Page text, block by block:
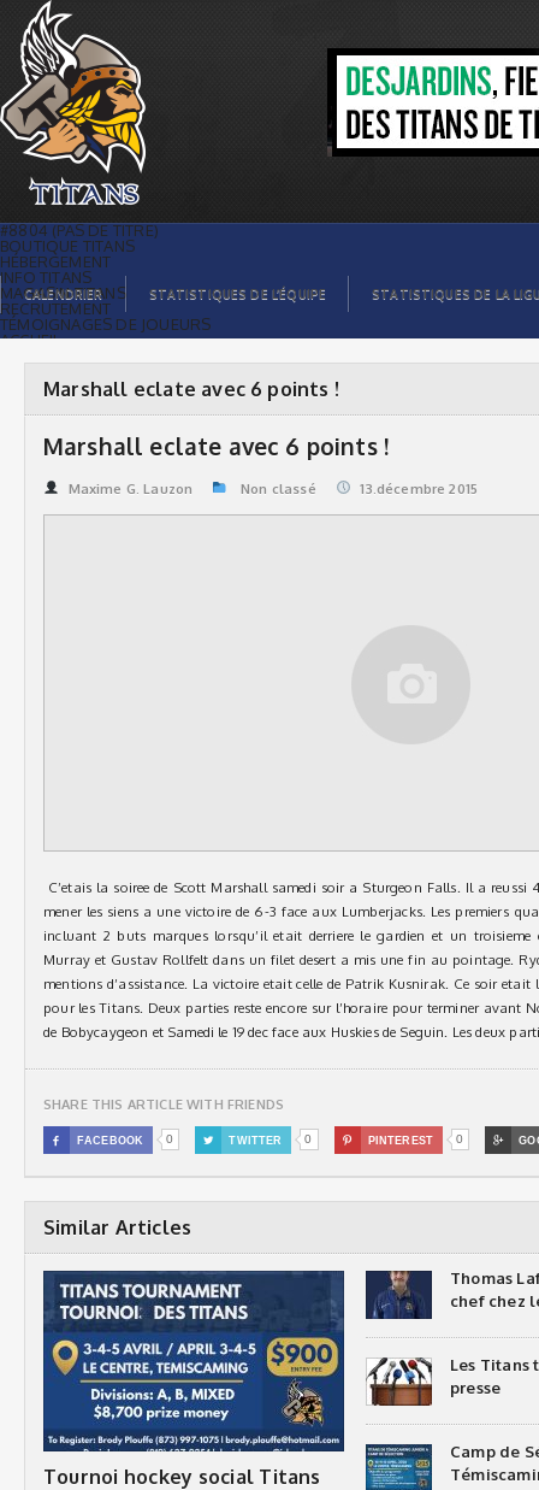
Marshall eclate avec 6 points ! | Titans
de témiscaming
#8804 (PAS DE TITRE)
BOUTIQUE TITANS
HÉBERGEMENT
INFO TITANS
MAGASIN TITANS
RECRUTEMENT
TÉMOIGNAGES DE JOUEURS
ACCUEIL
GALERIE PHOTOS
STATISTIQUES
ORGANISATION
CALENDRIER
COMMANDITAIRES
STATISTIQUES DE LA LIGUE
CALENDRIER STATISTIQUES DE L’ÉQUIPE STATISTIQUES DE LA
Marshall eclate avec 6 points !
Marshall eclate avec 6 points !
Maxime G. Lauzon Non classé 13.décembre 2015
C’etais la soiree de Scott Marshall samedi soir a Sturgeon Falls. Il a reussi
mener les siens a une victoire de 6-3 face aux Lumberjacks. Les premiers
incluant 2 buts marques lorsqu’il etait derriere le gardien et un troisieme
Murray et Gustav Rollfelt dans un filet desert a mis une fin au pointage.
mentions d’assistance. La victoire etait celle de Patrik Kusnirak. Ce soir etait
pour les Titans. Deux parties reste encore sur l’horaire pour terminer avant
de Bobycaygeon et Samedi le 19 dec face aux Huskies de Seguin. Les deux
SHARE THIS ARTICLE WITH FRIENDS
 FACEBOOK 0  TWITTER 0  PINTEREST 0 
Similar Articles
Tournoi hockey social Titans
Thomas
chef chez
Les Titans
presse
Camp de